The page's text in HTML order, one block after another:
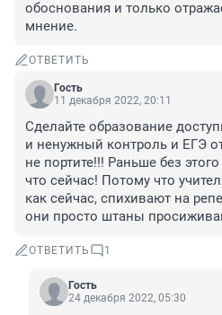
обоснования и только
мнение.
ОТВЕТИТЬ
Гость
11 декабря 2022, 20:11
Сделайте образование
и ненужный контроль и ЕГЭ
не портите!!! Раньше без
что сейчас! Потому что
как сейчас, спихивают на
они просто штаны
ОТВЕТИТЬ 1
Гость
24 декабря 2022, 05:30